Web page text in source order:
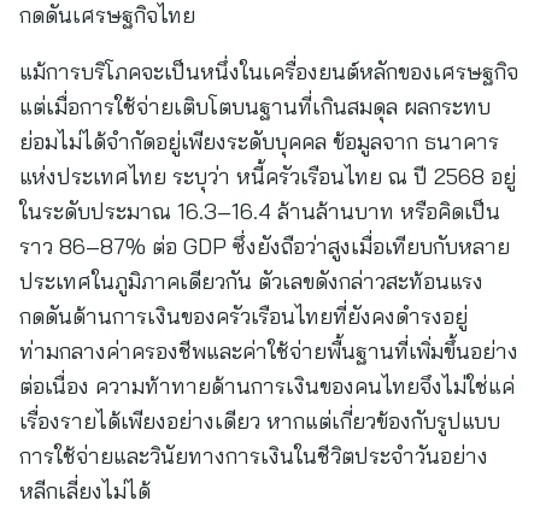
กดดันเศรษฐกิจไทย
แม้การบริโภคจะเป็นหนึ่งในเครื่องยนต์หลักของเศรษฐกิจ
แต่เมื่อการใช้จ่ายเติบโตบนฐานที่เกินสมดุล ผลกระทบ
ย่อมไม่ได้จำกัดอยู่เพียงระดับบุคคล ข้อมูลจาก ธนาคาร
แห่งประเทศไทย ระบุว่า หนี้ครัวเรือนไทย ณ ปี 2568 อยู่
ในระดับประมาณ 16.3–16.4 ล้านล้านบาท หรือคิดเป็น
ราว 86–87% ต่อ GDP ซึ่งยังถือว่าสูงเมื่อเทียบกับหลาย
ประเทศในภูมิภาคเดียวกัน ตัวเลขดังกล่าวสะท้อนแรง
กดดันด้านการเงินของครัวเรือนไทยที่ยังคงดำรงอยู่
ท่ามกลางค่าครองชีพและค่าใช้จ่ายพื้นฐานที่เพิ่มขึ้นอย่าง
ต่อเนื่อง ความท้าทายด้านการเงินของคนไทยจึงไม่ใช่แค่
เรื่องรายได้เพียงอย่างเดียว หากแต่เกี่ยวข้องกับรูปแบบ
การใช้จ่ายและวินัยทางการเงินในชีวิตประจำวันอย่าง
หลีกเลี่ยงไม่ได้